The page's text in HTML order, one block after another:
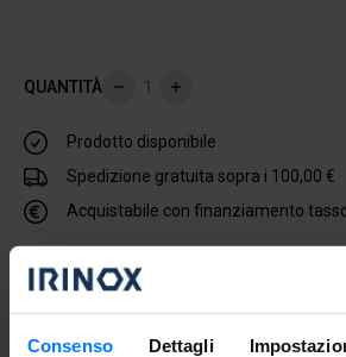
Consenso Dettagli
QUANTITÀ
RimuoviAggiungi
Prodotto disponibile
Spedizione gratuita sopra i 100,00 €
Acquistabile con finanziamento